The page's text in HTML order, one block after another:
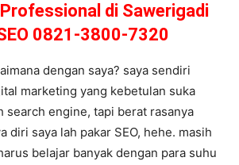
Professional di Sawerigadi
0821-3800-7320
dengan saya? saya sendiri
marketing yang kebetulan suka
search engine, tapi berat rasanya
diri saya lah pakar SEO, hehe. masih
belajar banyak dengan para suhu